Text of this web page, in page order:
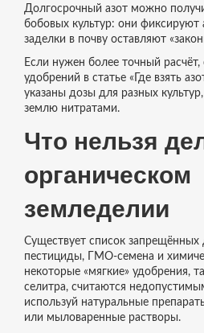
Долгосрочный азот можно
бобовых культур: они фиксируют
заделки в почву оставляют
Если нужен более точный
удобрений в статье «Где взять
указаны дозы для разных
землю нитратами.
Что нельзя
органическом
земледелии
Существует список запрещённых
пестициды, ГМО‑семена и
некоторые «мягкие» удобрения,
селитра, считаются
используй натуральные
или мыловаренные растворы.